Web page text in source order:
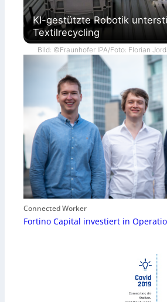
KI-gestützte Robotik
Textilrecycling
Bild: ©Fraunhofer IPA/Foto: Florian
Connected Worker
Fortino Capital investiert in